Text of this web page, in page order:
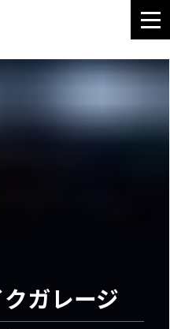
ガレージについて
0788
ガレージ